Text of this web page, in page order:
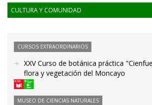
CULTURA Y COMUNIDAD
CURSOS EXTRAORDINARIOS
XXV Curso de botánica práctica
flora y vegetación del Moncayo
MUSEO DE CIENCIAS NATURALES